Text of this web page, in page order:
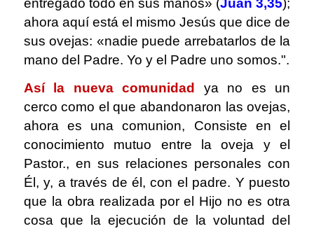
ahora aquí está el mismo Jesús que dice de
sus ovejas: «nadie puede arrebatarlos de la
mano del Padre. Yo y el Padre uno somos.".
Así la nueva comunidad
ya no es un
cerco como el que abandonaron las ovejas,
ahora es una comunion, Consiste en el
conocimiento mutuo entre la oveja y el
Pastor., en sus relaciones personales con
Él, y, a través de él, con el padre. Y puesto
que la obra realizada por el Hijo no es otra
cosa que la ejecución de la voluntad del